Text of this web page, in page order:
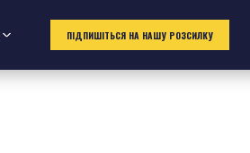
ПІДПИШІТЬСЯ НА НАШУ РОЗСИЛКУ